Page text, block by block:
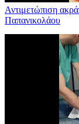
Αντιμετώπιση
Παπανικολάου